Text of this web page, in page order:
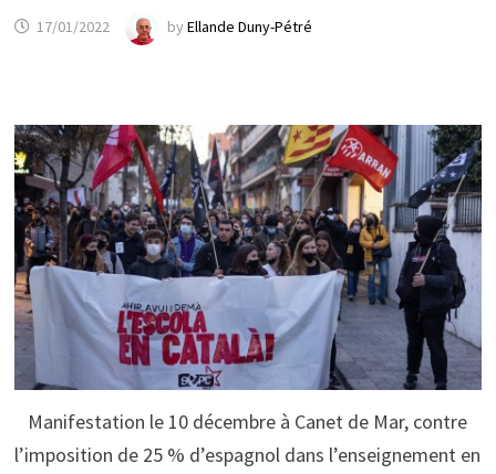
17/01/2022 by Ellande Duny-Pétré
Manifestation le 10 décembre à Canet de Mar, contre
l’imposition de 25 % d’espagnol dans l’enseignement en